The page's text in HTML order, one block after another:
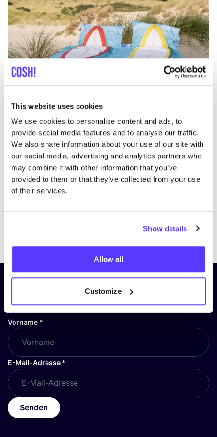
This website uses cookies
We use cookies to personalise content and ads, to
provide social media features and to analyse our traffic.
We also share information about your use of our site with
our social media, advertising and analytics partners who
may combine it with other information that you’ve
provided to them or that they’ve collected from your use
of their services.
Show details
Allow all
Customize
PreviousNext
Abonniere unseren Newsletter
und bleibe auf dem Laufenden!
Vorname *
E-Mail-Adresse *
Senden